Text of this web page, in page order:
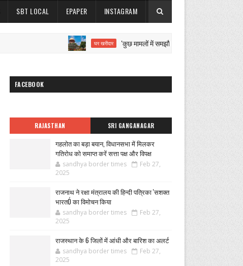
SBT LOCAL EPAPER INSTAGRAM
घर खरीदार 'कुछ मामलों में समझौता करने से नहीं रुकेगी सीबीआई जांच':
FACEBOOK
RAJASTHAN SRI GANGANAGAR
गहलोत का बड़ा बयान, विधानसभा में मिलकर
गतिरोध को समाप्त करें सत्ता पक्ष और विपक्ष
sandhya border times
Feb 27,
2025
राजनाथ ने रक्षा मंत्रालय की हिन्दी पत्रिका 'सशक्त
भारतÓ का विमोचन किया
sandhya border times
Feb 27,
2025
राजस्थान के 6 जिलों में आंधी और बारिश का अलर्ट
sandhya border times
Feb 27,
2025